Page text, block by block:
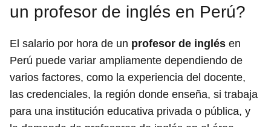
un profesor de inglés en Perú?
El salario por hora de un profesor de inglés en
Perú puede variar ampliamente dependiendo de
varios factores, como la experiencia del docente,
las credenciales, la región donde enseña, si trabaja
para una institución educativa privada o pública, y